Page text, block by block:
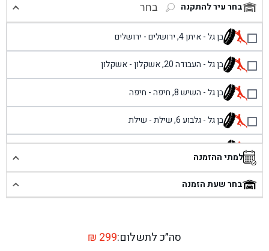
בחר עיר להתקנה בחר
בן גל - איתן 4, ירושלים - ירושלים
בן גל - העבודה 20, אשקלון - אשקלון
בן גל - השיש 8, חיפה - חיפה
בן גל - גלבוע 6, שילת - שילת
בן גל - פוריידיס, כניסה צפונית מול כביש 4 - פרדיס
בן גל - שכונת אזור תעשייה זעירה, עיילבון - עיילבון
בן גל - דרך השבעה 20, אזור - אזור
למתי ההזמנה
בחר שעת הזמנה
סה״כ לתשלום: ₪ 299